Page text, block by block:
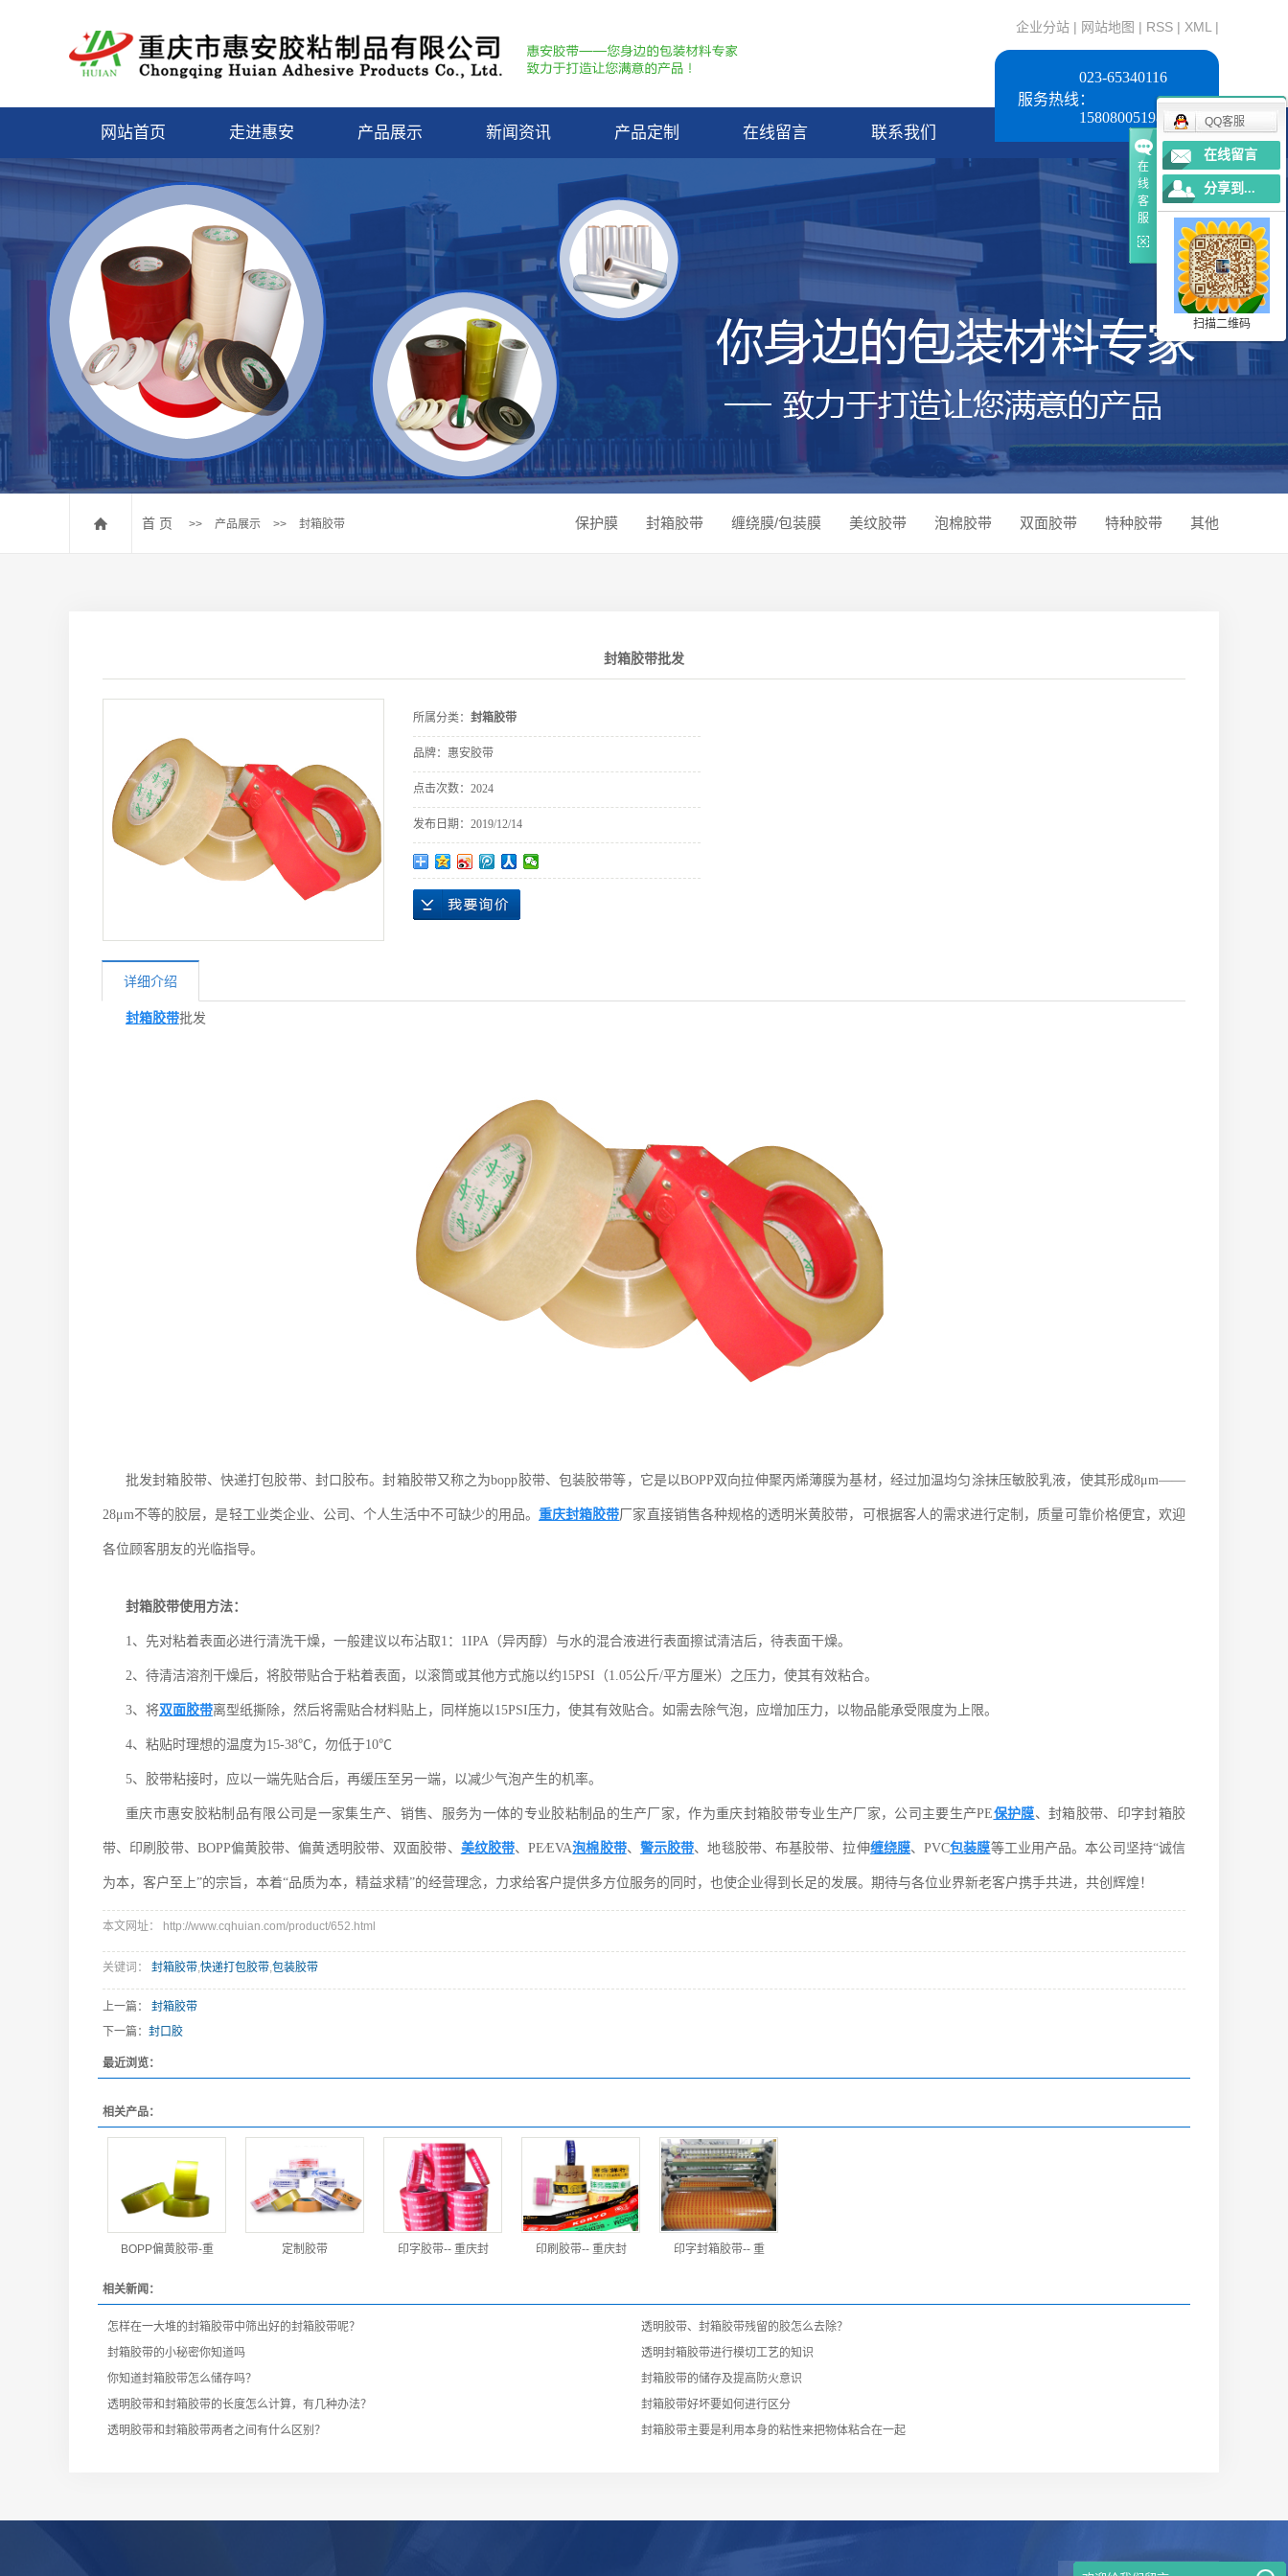
企业分站 | 网站地图 | RSS | XML |
023-65340116
服务热线：
15808005198
网站首页 走进惠安
关于我们
营业执照
产品展示
封箱胶带
缠绕膜/包装膜
美纹胶带
泡棉胶带
双面胶带
特种胶带
其他
新闻资讯 产品定制 在线留言 联系我们
首 页 >> 产品展示 >> 封箱胶带 保护膜 封箱胶带 缠绕膜/包装膜 美纹胶带 泡棉胶带 双面胶带 特种胶带 其他
封箱胶带批发
所属分类： 封箱胶带
品牌： 惠安胶带
点击次数： 2024
发布日期： 2019/12/14
详细介绍
封箱胶带批发
批发封箱胶带、快递打包胶带、封口胶布。封箱胶带又称之为bopp胶带、包装胶带等，它是以BOPP双向拉伸聚丙烯薄膜为基材，经过加温均匀涂抹压敏胶乳液，使其形成8μm——
28μm不等的胶层，是轻工业类企业、公司、个人生活中不可缺少的用品。 重庆封箱胶带厂家直接销售各种规格的透明米黄胶带，可根据客人的需求进行定制，质量可靠价格便宜，欢迎
各位顾客朋友的光临指导。
封箱胶带使用方法：
1、先对粘着表面必进行清洗干燥，一般建议以布沾取1：1IPA（异丙醇）与水的混合液进行表面擦试清洁后，待表面干燥。
2、待清洁溶剂干燥后，将胶带贴合于粘着表面，以滚筒或其他方式施以约15PSI（1.05公斤/平方厘米）之压力，使其有效粘合。
3、将双面胶带离型纸撕除，然后将需贴合材料贴上，同样施以15PSI压力，使其有效贴合。如需去除气泡，应增加压力，以物品能承受限度为上限。
4、粘贴时理想的温度为15-38℃，勿低于10℃
5、胶带粘接时，应以一端先贴合后，再缓压至另一端，以减少气泡产生的机率。
重庆市惠安胶粘制品有限公司是一家集生产、销售、服务为一体的专业胶粘制品的生产厂家，作为重庆封箱胶带专业生产厂家，公司主要生产PE保护膜、封箱胶带、印字封箱胶
带、印刷胶带、BOPP偏黄胶带、偏黄透明胶带、双面胶带、 美纹胶带、PE∕EVA泡棉胶带、 警示胶带、地毯胶带、布基胶带、拉伸缠绕膜、PVC包装膜等工业用产品。本公司坚持“诚信
为本，客户至上”的宗旨，本着“品质为本，精益求精”的经营理念，力求给客户提供多方位服务的同时，也使企业得到长足的发展。期待与各位业界新老客户携手共进，共创辉煌！
本文网址： http://www.cqhuian.com/product/652.html
关键词： 封箱胶带,快递打包胶带,包装胶带
上一篇： 封箱胶带
下一篇： 封口胶
最近浏览：
相关产品：
BOPP偏黄胶带-重 定制胶带 印字胶带-- 重庆封 印刷胶带-- 重庆封 印字封箱胶带-- 重
相关新闻：
怎样在一大堆的封箱胶带中筛出好的封箱胶带呢？
透明胶带、封箱胶带残留的胶怎么去除？
封箱胶带的小秘密你知道吗
透明封箱胶带进行模切工艺的知识
你知道封箱胶带怎么储存吗？
封箱胶带的储存及提高防火意识
透明胶带和封箱胶带的长度怎么计算，有几种办法？
封箱胶带好坏要如何进行区分
透明胶带和封箱胶带两者之间有什么区别？
封箱胶带主要是利用本身的粘性来把物体粘合在一起
在
线
客
服
QQ客服
在线留言
分享到...
扫描二维码